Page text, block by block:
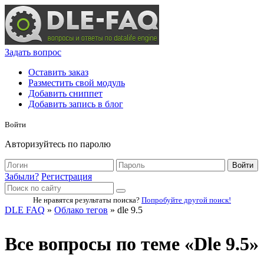
Задать вопрос
Оставить заказ
Разместить свой модуль
Добавить сниппет
Добавить запись в блог
Войти
Авторизуйтесь по паролю
Войти
Забыли? Регистрация
Не нравятся результаты поиска? Попробуйте другой поиск!
DLE FAQ » Облако тегов » dle 9.5
Все вопросы по теме «Dle 9.5»